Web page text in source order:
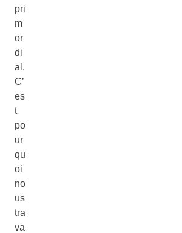
pri
m
or
di
al.
C’
es
t
po
ur
qu
oi
no
us
tra
va